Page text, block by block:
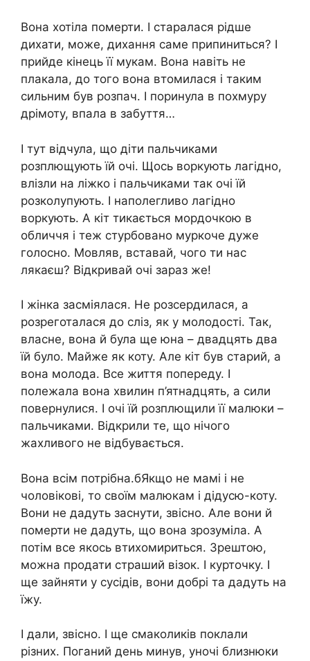
Вона хотіла померти. І старалася рідше
дихати, може, дихання саме припиниться? І
прийде кінець її мукам. Вона навіть не
плакала, до того вона втомилася і таким
сильним був розпач. І поринула в похмуру
дрімоту, впала в забуття…
І тут відчула, що діти пальчиками
розплющують їй очі. Щось воркують лагідно,
влізли на ліжко і пальчиками так очі їй
розколупують. І наполегливо лагідно
воркують. А кіт тикається мордочкою в
обличчя і теж стурбовано муркоче дуже
голосно. Мовляв, вставай, чого ти нас
лякаєш? Відкривай очі зараз же!
І жінка засміялася. Не розсердилася, а
розреготалася до сліз, як у молодості. Так,
власне, вона й була ще юна – двадцять два
їй було. Майже як коту. Але кіт був старий, а
вона молода. Все життя попереду. І
полежала вона хвилин п’ятнадцять, а сили
повернулися. І очі їй розплющили її малюки –
пальчиками. Відкрили те, що нічого
жахливого не відбувається.
Вона всім потрібна.бЯкщо не мамі і не
чоловікові, то своїм малюкам і дідусю-коту.
Вони не дадуть заснути, звісно. Але вони й
померти не дадуть, що вона зрозуміла. А
потім все якось втихомириться. Зрештою,
можна продати страший візок. І курточку. І
ще зайняти у сусідів, вони добрі та дадуть на
їжу.
І дали, звісно. І ще смаколиків поклали
різних. Поганий день минув, уночі близнюки